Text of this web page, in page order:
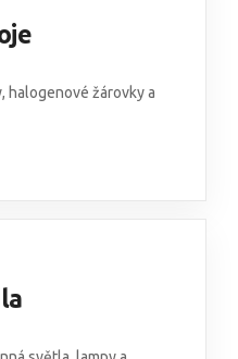
, halogenové žárovkya